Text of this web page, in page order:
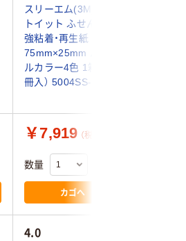
スリーエム(3M) ポス
トイット ふせん 付箋
強粘着・再生紙
75mm×25mm パステ
ルカラー4色 1箱（80
冊入） 5004SS-K
￥7,919 （税込）
数量
カゴへ
4.0